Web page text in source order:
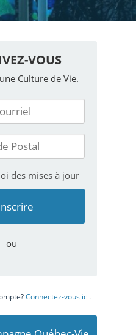
VOUS
Culture de Vie.
des mises à jour
ou
Connectez-vous ici.